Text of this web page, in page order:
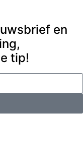
en
tip!